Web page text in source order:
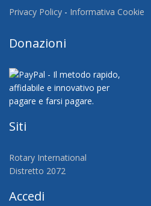
Privacy Policy - Informativa Cookie
Donazioni
Siti
Rotary International
Distretto 2072
Accedi